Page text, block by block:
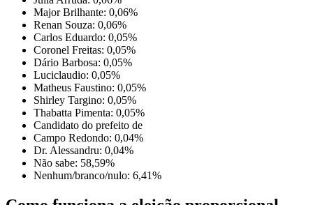
Major Brilhante: 0,06%
Renan Souza: 0,06%
Carlos Eduardo: 0,05%
Coronel Freitas: 0,05%
Dário Barbosa: 0,05%
Luciclaudio: 0,05%
Matheus Faustino: 0,05%
Shirley Targino: 0,05%
Thabatta Pimenta: 0,05%
Candidato do prefeito de
Campo Redondo: 0,04%
Dr. Alessandru: 0,04%
Não sabe: 58,59%
Nenhum/branco/nulo: 6,41%